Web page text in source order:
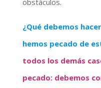
obstáculos.
¿Qué debemos
hemos pecado de
todos los demás
pecado: debemos